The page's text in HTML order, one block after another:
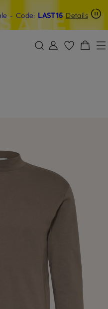
ZUM SUCHFELD ÜBERSPRINGEN
- Code: LAST15 Details
Beyond sichern